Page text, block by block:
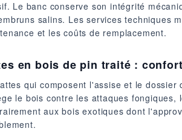
Le banc conserve son intégrité
salins. Les services techniques
et les coûts de remplacement.
en bois de pin traité :
qui composent l'assise et le
le bois contre les attaques
aux bois exotiques dont